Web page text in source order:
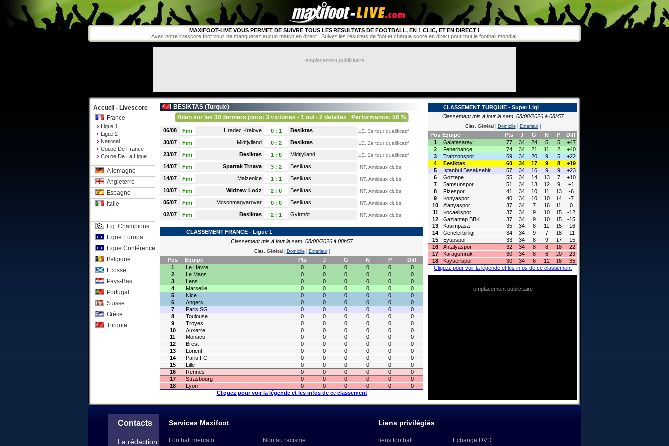
MAXIFOOT-LIVE VOUS PERMET DE SUIVRE TOUS LES RESULTATS DE FOOTBALL, EN 1 CLIC, ET EN DIRECT !
Avec notre livescore foot vous ne manquerez aucun match en direct ! Suivez les résultats de foot et chaque score en direct pour tout le football mondial.
emplacement publicitaire
Accueil - Livescore
France
Ligue 1
Ligue 2
National
Coupe De France
Coupe De La Ligue
Allemagne
Angleterre
Espagne
Italie
Lig. Champions
Ligue Europa
Ligue Conférence
Belgique
Ecosse
Pays-Bas
Portugal
Suisse
Grèce
Turquie
BESIKTAS (Turquie)
Bilan sur les 30 derniers jours: 3 victoires - 1 nul - 2 defaites
Performance: 56 %
06/08 Fini Hradec Kralove 0: 1 Besiktas LE, 3e tour qualificatif
30/07 Fini Midtjylland 0: 2 Besiktas LE, 2e tour qualificatif
23/07 Fini Besiktas 1: 0 Midtjylland LE, 2e tour qualificatif
14/07 Fini Spartak Trnava 3: 2 Besiktas INT, Amicaux clubs
14/07 Fini Malzenice 1: 1 Besiktas INT, Amicaux clubs
10/07 Fini Widzew Lodz 2: 0 Besiktas INT, Amicaux clubs
05/07 Fini Mosonmagyarovar 0: 0 Besiktas INT, Amicaux clubs
02/07 Fini Besiktas 2: 1 Gyirmót INT, Amicaux clubs
CLASSEMENT FRANCE - Ligue 1
Classement mis à jour le sam. 08/08/2026 à 08h57
Clas. Général Domicile| Extérieur|
Pos Equipe Pts J G N P
Diff
1
Le Havre 0 0 0 0 0
0
2
Le Mans 0 0 0 0 0
0
3
Lens 0 0 0 0 0
0
4
Marseille 0 0 0 0 0
0
5
Nice 0 0 0 0 0
0
6
Angers 0 0 0 0 0
0
7
Paris SG 0 0 0 0 0
0
8
Toulouse 0 0 0 0 0
0
9
Troyes 0 0 0 0 0
0
10
Auxerre 0 0 0 0 0
0
11
Monaco 0 0 0 0 0
0
12
Brest 0 0 0 0 0
0
13
Lorient 0 0 0 0 0
0
14
Paris FC 0 0 0 0 0
0
15
Lille 0 0 0 0 0
0
16
Rennes 0 0 0 0 0
0
17
Strasbourg 0 0 0 0 0
0
18
Lyon 0 0 0 0 0
0
Cliquez pour voir la légende et les infos de ce classement
CLASSEMENT TURQUIE - Super Ligi
Classement mis à jour le sam. 08/08/2026 à 08h57
Clas. Général Domicile| Extérieur|
Pos Equipe Pts J G N P
Diff
1
Galatasaray 77 34 24 5 5
+47
2
Fenerbahce 74 34 21 11 2
+40
3
Trabzonspor 69 34 20 9 5
+22
4
Besiktas 60 34 17 9 8
+19
5
Istanbul Basaksehir 57 34 16 9 9
+23
6
Goztepe 55 34 14 13 7
+10
7
Samsunspor 51 34 13 12 9
+1
8
Rizespor 41 34 10 11 13
-6
9
Konyaspor 40 34 10 10 14
-7
10
Alanyaspor 37 34 7 16 11
0
11
Kocaelispor 37 34 9 10 15
-12
12
Gaziantep BBK 37 34 9 10 15
-15
13
Kasimpasa 35 34 8 11 15
-16
14
Genclerbirligi 34 34 9 7 18
-11
15
Eyupspor 33 34 8 9 17
-15
16
Antalyaspor 32 34 8 8 18
-22
17
Karagumruk 30 34 8 6 20
-23
18
Kayserispor 30 34 6 12 16
-35
Cliquez pour voir la légende et les infos de ce classement
emplacement publicitaire
Contacts
La rédaction
Services Maxifoot
Football mercato
Non au racisme
Liens privilégiés
liens football
Echange DVD